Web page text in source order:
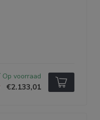
Op voorraad
€2.133,01